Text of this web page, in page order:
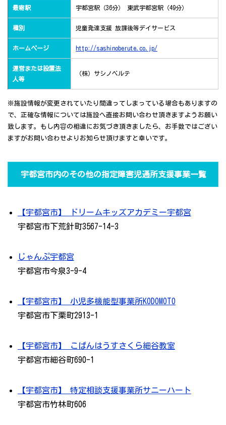
最寄駅 宇都宮駅（36分） 東武宇都宮駅（49分）
種別 児童発達支援 放課後等デイサービス
ホームページ http://sashinoberute.co.jp/
運営または設置法
人等
（株）サシノベルテ
※施設情報が変更されていたり間違ってしまっている場合もありますの
で、正確な情報については施設へ直接お問い合わせ頂きますようお願い
致します。もし内容の相違にお気づき頂きましたら、お手数ではござい
ますがお問い合わせよりお知らせ頂けますと幸いです。
宇都宮市内のその他の指定障害児通所支援事業一覧
【宇都宮市】 ドリームキッズアカデミー宇都宮
宇都宮市下荒針町3567-14-3
じゃんぷ宇都宮
宇都宮市今泉3-9-4
【宇都宮市】 小児多機能型事業所KODOMOTO
宇都宮市下栗町2913-1
【宇都宮市】 こぱんはうすさくら細谷教室
宇都宮市細谷町690-1
【宇都宮市】 特定相談支援事業所サニーハート
宇都宮市竹林町606